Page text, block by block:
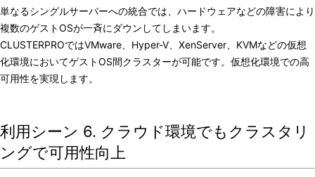
単なるシングルサーバーへの統合では、ハードウェアなどの障害により
複数のゲストOSが一斉にダウンしてしまいます。
CLUSTERPROではVMware、Hyper-V、XenServer、KVMなどの仮想
化環境においてゲストOS間クラスターが可能です。仮想化環境での高
可用性を実現します。
利用シーン 6. クラウド環境でもクラスタリ
ングで可用性向上